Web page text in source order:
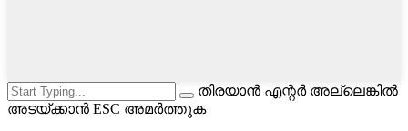
തിരയാൻ എന്റർ അല്ലെങ്കിൽ
അടയ്ക്കാൻ ESC അമർത്തുക